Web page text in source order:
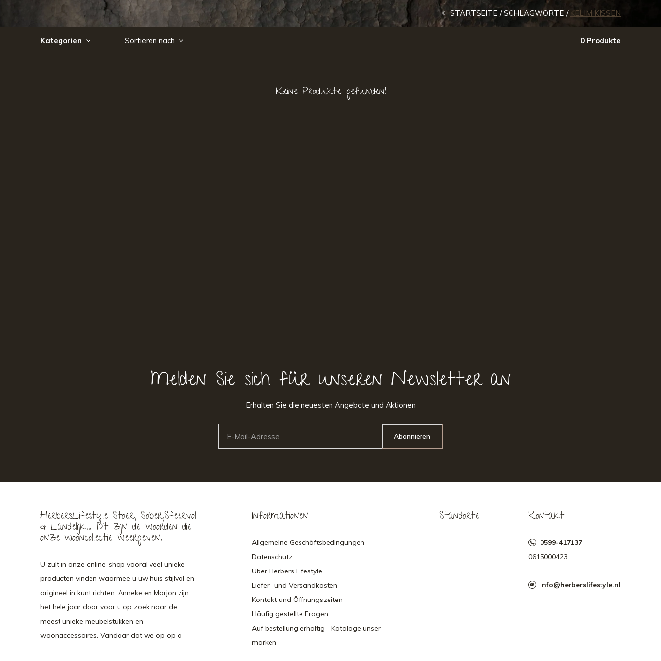
STARTSEITE SCHLAGWORTE KELIM KISSEN
Kategorien Sortieren nach 0 Produkte
Keine Produkte gefunden!
Melden Sie sich für unseren Newsletter an
Erhalten Sie die neuesten Angebote und Aktionen
Abonnieren
HerbersLifestyle Stoer, Sober,Sfeervol
& Landelijk... Dit zijn de woorden die
onze wooncollectie weergeven.
U zult in onze online-shop vooral veel unieke
producten vinden waarmee u uw huis stijlvol en
origineel in kunt richten. Anneke en Marjon zijn
het hele jaar door voor u op zoek naar de
meest unieke meubelstukken en
woonaccessoires. Vandaar dat we op op a
Informationen
Allgemeine Geschäftsbedingungen
Datenschutz
Über Herbers Lifestyle
Liefer- und Versandkosten
Kontakt und Öffnungszeiten
Häufig gestellte Fragen
Auf bestellung erhältig - Kataloge unser
marken
Standorte Kontakt
0599-417137
0615000423
info@herberslifestyle.nl